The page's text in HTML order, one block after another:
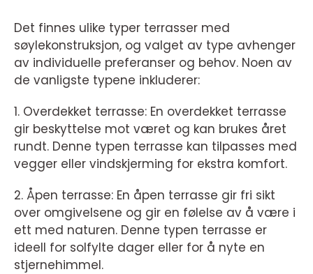
Det finnes ulike typer terrasser med
søylekonstruksjon, og valget av type avhenger
av individuelle preferanser og behov. Noen av
de vanligste typene inkluderer:
1. Overdekket terrasse: En overdekket terrasse
gir beskyttelse mot været og kan brukes året
rundt. Denne typen terrasse kan tilpasses med
vegger eller vindskjerming for ekstra komfort.
2. Åpen terrasse: En åpen terrasse gir fri sikt
over omgivelsene og gir en følelse av å være i
ett med naturen. Denne typen terrasse er
ideell for solfylte dager eller for å nyte en
stjernehimmel.